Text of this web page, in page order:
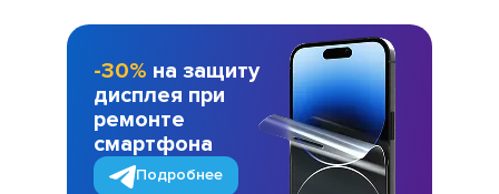
-30% на защиту
дисплея при
ремонте
смартфона
Подробнее